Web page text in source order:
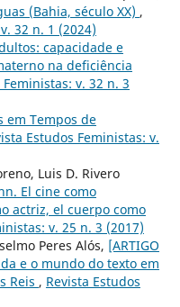
(Bahia, século XX) ,
32 n. 1 (2024)
capacidade e
na deficiência
v. 32 n. 3
em Tempos de
Estudos Feministas: v.
Luis D. Rivero
El cine como
actriz, el cuerpo como
v. 25 n. 3 (2017)
Peres Alós, [ARTIGO
e o mundo do texto em
Reis , Revista Estudos